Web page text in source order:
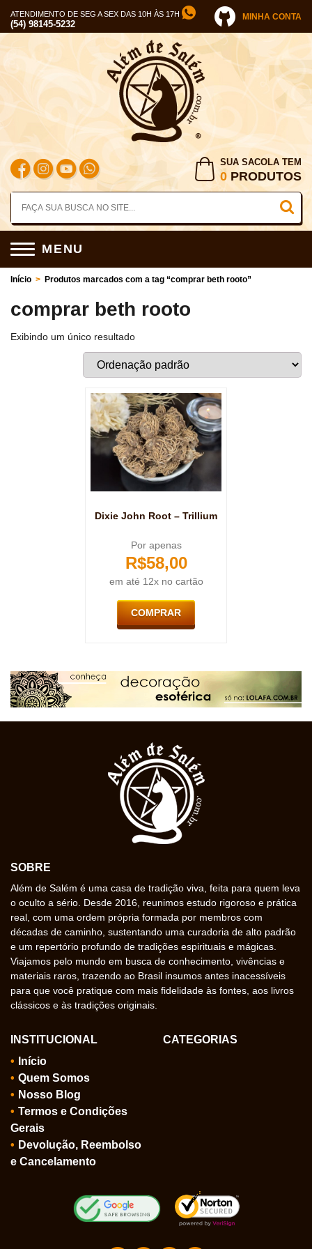
ATENDIMENTO DE SEG A SEX DAS 10H ÀS 17H
(54) 98145-5232
MINHA CONTA
SUA SACOLA TEM
0 PRODUTOS
MENU
Início > Produtos marcados com a tag “comprar beth rooto”
comprar beth rooto
Exibindo um único resultado
Dixie John Root – Trillium
Por apenas
R$58,00
em até 12x no cartão
COMPRAR
SOBRE
Além de Salém é uma casa de tradição viva, feita para quem leva
o oculto a sério. Desde 2016, reunimos estudo rigoroso e prática
real, com uma ordem própria formada por membros com
décadas de caminho, sustentando uma curadoria de alto padrão
e um repertório profundo de tradições espirituais e mágicas.
Viajamos pelo mundo em busca de conhecimento, vivências e
materiais raros, trazendo ao Brasil insumos antes inacessíveis
para que você pratique com mais fidelidade às fontes, aos livros
clássicos e às tradições originais.
INSTITUCIONAL
Início
Quem Somos
Nosso Blog
Termos e Condições
Gerais
Devolução, Reembolso
e Cancelamento
CATEGORIAS